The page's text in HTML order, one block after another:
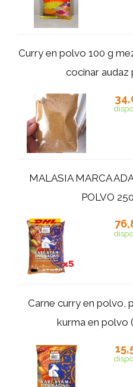
Curry en polvo 100 g
cocinar audaz
MALASIA MARCA
POLVO
Carne curry en polvo,
kurma en polvo